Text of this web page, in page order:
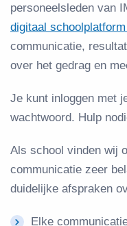
personeelsleden van
digitaal
communicatie,
over het gedrag en
Je kunt inloggen met
wachtwoord. Hulp
Als school vinden wij
communicatie zeer
duidelijke afspraken
Elke